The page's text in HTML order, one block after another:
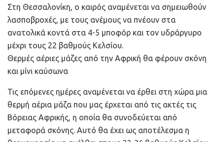
Στη Θεσσαλονίκη, ο καιρός αναμένεται να σημειωθούν
λασποβροχές, με τους ανέμους να πνέουν στα
ανατολικά κοντά στα 4-5 μποφόρ και τον υδράργυρο
μέχρι τους 22 βαθμούς Κελσίου.
Θερμές αέριες μάζες από την Αφρική θα φέρουν σκόνη
και μίνι καύσωνα
Τις επόμενες ημέρες αναμένεται να έρθει στη χώρα μια
θερμή αέρια μάζα που μας έρχεται από τις ακτές τις
Βόρειας Αφρικής, η οποία θα συνοδεύεται από
μεταφορά σκόνης. Αυτό θα έχει ως αποτέλεσμα η